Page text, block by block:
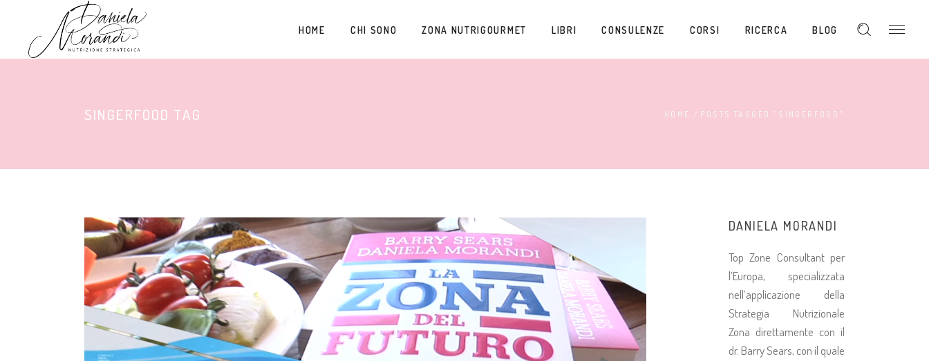
HOME CHI SONO ZONA NUTRIGOURMET LIBRI CONSULENZE CORSI RICERCA BLOG
SINGERFOOD TAG HOME / POSTS TAGGED "SINGERFOOD"
DANIELA MORANDI
Top Zone Consultant per
l’Europa, specializzata
nell’applicazione della
Strategia Nutrizionale
Zona direttamente con il
dr. Barry Sears, con il quale